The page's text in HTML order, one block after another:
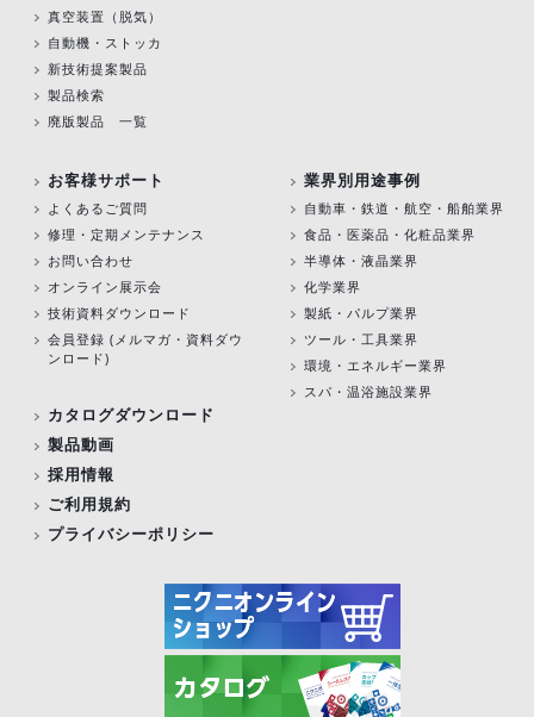
真空装置（脱気）
自動機・ストッカ
新技術提案製品
製品検索
廃版製品 一覧
お客様サポート
よくあるご質問
修理・定期メンテナンス
お問い合わせ
オンライン展示会
技術資料ダウンロード
会員登録 (メルマガ・資料ダウ
ンロード)
カタログダウンロード
製品動画
採用情報
ご利用規約
プライバシーポリシー
業界別用途事例
自動車・鉄道・航空・船舶業界
食品・医薬品・化粧品業界
半導体・液晶業界
化学業界
製紙・パルプ業界
ツール・工具業界
環境・エネルギー業界
スパ・温浴施設業界